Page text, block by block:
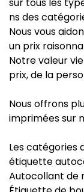
ns des
Nous vous
un prix
Notre valeur
prix, de la
Nous offrons
imprimées sur
Les catégories
étiquette
Autocollant de